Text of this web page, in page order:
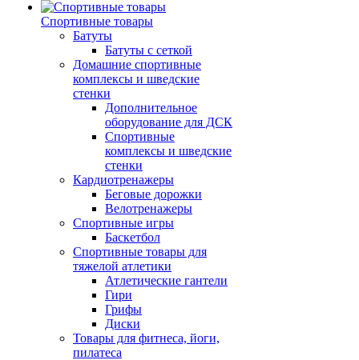
Спортивные товары
Батуты
Батуты с сеткой
Домашние спортивные
комплексы и шведские
стенки
Дополнительное
оборудование для ДСК
Спортивные
комплексы и шведские
стенки
Кардиотренажеры
Беговые дорожки
Велотренажеры
Спортивные игры
Баскетбол
Спортивные товары для
тяжелой атлетики
Атлетические гантели
Гири
Грифы
Диски
Товары для фитнеса, йоги,
пилатеса